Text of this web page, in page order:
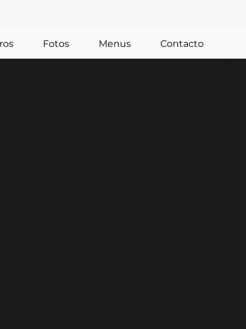
Fotos Menus Contacto